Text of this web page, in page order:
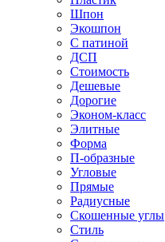
Шпон
Экошпон
С патиной
ДСП
Стоимость
Дешевые
Дорогие
Эконом-класс
Элитные
Форма
П-образные
Угловые
Прямые
Радиусные
Скошенные углы
Стиль